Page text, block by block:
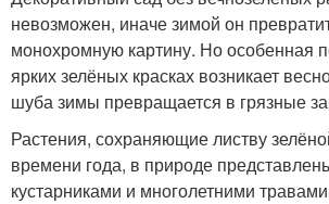
невозможен, иначе зимой он
монохромную картину. Но особенная
ярких зелёных красках возникает
шуба зимы превращается в грязные
Растения, сохраняющие листву
времени года, в природе
кустарниками и многолетними